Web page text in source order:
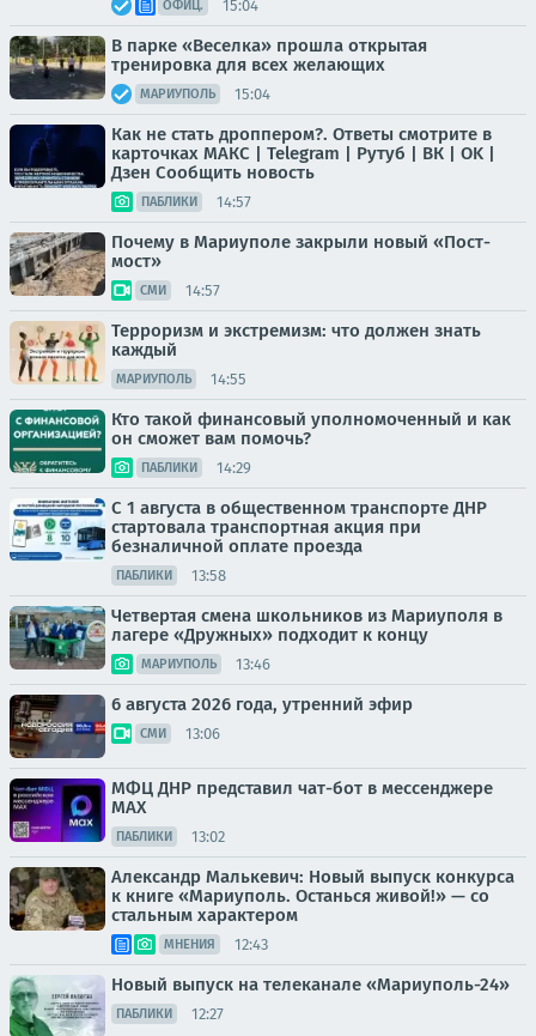
ОФИЦ. 15:04
В парке «Веселка» прошла открытая
тренировка для всех желающих
МАРИУПОЛЬ 15:04
Как не стать дроппером?. Ответы смотрите в
карточках МАКС | Telegram | Рутуб | ВК | OK |
Дзен Сообщить новость
ПАБЛИКИ 14:57
Почему в Мариуполе закрыли новый «Пост-
мост»
СМИ 14:57
Терроризм и экстремизм: что должен знать
каждый
МАРИУПОЛЬ 14:55
Кто такой финансовый уполномоченный и как
он сможет вам помочь?
ПАБЛИКИ 14:29
С 1 августа в общественном транспорте ДНР
стартовала транспортная акция при
безналичной оплате проезда
ПАБЛИКИ 13:58
Четвертая смена школьников из Мариуполя в
лагере «Дружных» подходит к концу
МАРИУПОЛЬ 13:46
6 августа 2026 года, утренний эфир
СМИ 13:06
МФЦ ДНР представил чат-бот в мессенджере
MAX
ПАБЛИКИ 13:02
Александр Малькевич: Новый выпуск конкурса
к книге «Мариуполь. Останься живой!» — со
стальным характером
МНЕНИЯ 12:43
Новый выпуск на телеканале «Мариуполь-24»
ПАБЛИКИ 12:27